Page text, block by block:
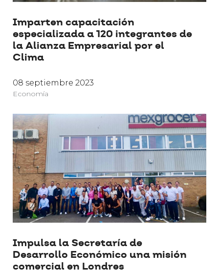
Imparten capacitación
especializada a 120 integrantes de
la Alianza Empresarial por el
Clima
08 septiembre 2023
Economía
Impulsa la Secretaría de
Desarrollo Económico una misión
comercial en Londres